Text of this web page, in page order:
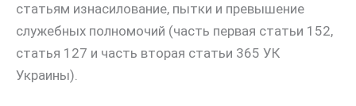
статьям изнасилование, пытки и превышение
служебных полномочий (часть первая статьи 152,
статья 127 и часть вторая статьи 365 УК
Украины).